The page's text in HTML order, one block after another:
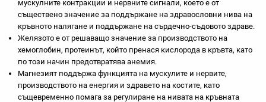
мускулните контракции и нервните сигнали, което е от
съществено значение за поддържане на здравословни нива на
кръвното налягане и поддържане на сърдечно-съдовото здраве.
Желязото е от решаващо значение за производството на
хемоглобин, протеинът, който пренася кислорода в кръвта, като
по този начин предотвратява анемия.
Магнезият поддържа функцията на мускулите и нервите,
производството на енергия и здравето на костите, като
същевременно помага за регулиране на нивата на кръвната